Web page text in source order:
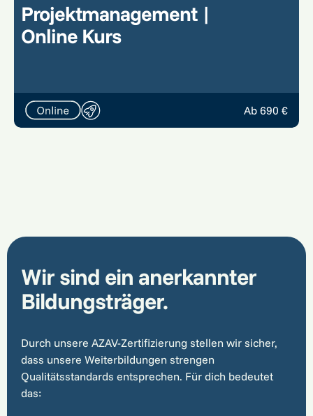
Projektmanagement |
Online Kurs
Ab 690 €
Wir sind ein anerkannter
Bildungsträger.
Durch unsere AZAV-Zertifizierung stellen wir sicher,
dass unsere Weiterbildungen strengen
Qualitätsstandards entsprechen. Für dich bedeutet
das: